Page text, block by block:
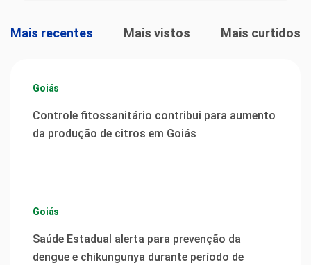
Mais recentes Mais vistos Mais curtidos
Goiás
Controle fitossanitário contribui para aumento
da produção de citros em Goiás
Goiás
Saúde Estadual alerta para prevenção da
dengue e chikungunya durante período de